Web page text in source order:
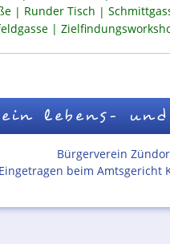
Runder Tisch
lebens-
Bürgerverein
Eingetragen beim Amtsgericht